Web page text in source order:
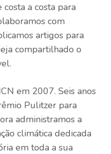
a costa para
com
artigos para
compartilhado o
em 2007. Seis anos
Pulitzer para
administramos a
climática dedicada
em toda a sua